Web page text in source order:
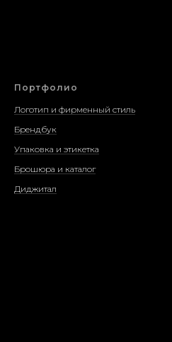
Портфолио
Логотип и фирменный стиль
Брендбук
Упаковка и этикетка
Брошюра и каталог
Диджитал